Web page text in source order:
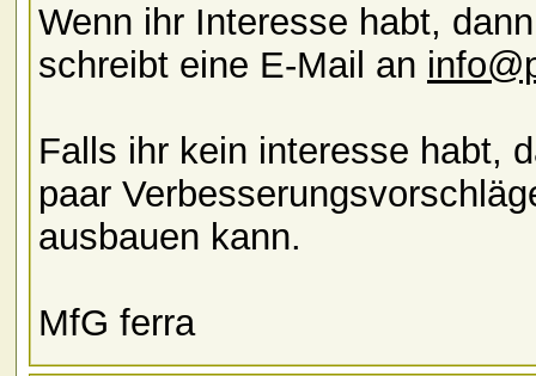
Wenn ihr Interesse habt,
schreibt eine E-Mail an
Falls ihr kein interesse habt,
paar
ausbauen kann.
MfG ferra